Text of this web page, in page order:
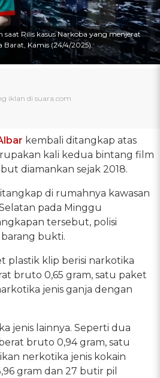
Rilis kasus Narkoba yang menjerat
Barat, Kamis (24/4/2025).
kembali ditangkap atas
kali kedua bintang film
diamankan sejak 2018.
di rumahnya kawasan
pada Minggu
tersebut, polisi
bukti.
plastik klip berisi narkotika
bruto 0,65 gram, satu paket
jenis ganja dengan
jenis lainnya. Seperti dua
bruto 0,94 gram, satu
nerkotika jenis kokain
gram dan 27 butir pil